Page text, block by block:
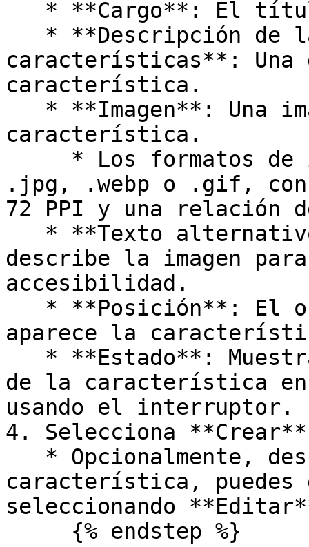
características**: Una
característica.
característica.
.jpg, .webp o .gif, con
72 PPI y una relación
describe la imagen
accesibilidad.
aparece la
de la característica
usando el interruptor.
4. Selecciona
característica, puedes
seleccionando